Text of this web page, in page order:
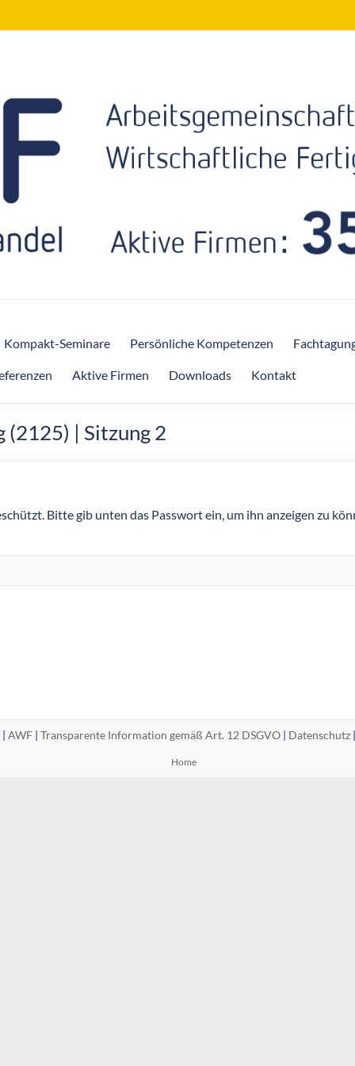
Kompakt-Seminare Persönliche Kompetenzen
Aktive Firmen Downloads Kontakt
| Sitzung 2
Bitte gib unten das Passwort ein, um ihn anzeigen zu
AWF | Transparente Information gemäß Art. 12 DSGVO | Datenschutz
Home